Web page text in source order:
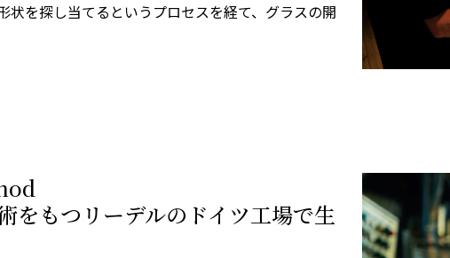
状を探し当てるというプロセスを経て、グラスの開
をもつリーデルのドイツ工場で生